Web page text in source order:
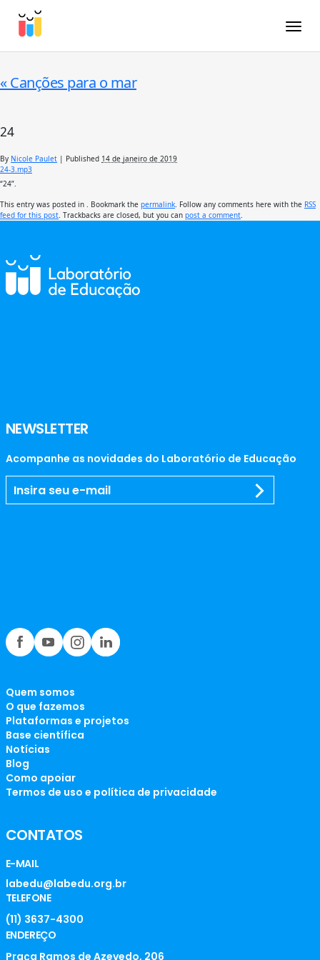
«Canções para o mar
24
By Nicole Paulet | Published 14 de janeiro de 2019
24-3.mp3
“24”.
This entry was posted in . Bookmark the permalink . Follow any comments here with the RSS
feed for this post . Trackbacks are closed, but you can post a comment
NEWSLETTER
Acompanhe as novidades do Laboratório de Educação
Quem somos
O que fazemos
Plataformas e projetos
Base científica
Notícias
Blog
Como apoiar
Termos de uso e política de privacidade
CONTATOS
E-MAIL
labedu@labedu.org.br
TELEFONE
(11) 3637-4300
ENDEREÇO
Praça Ramos de Azevedo, 206